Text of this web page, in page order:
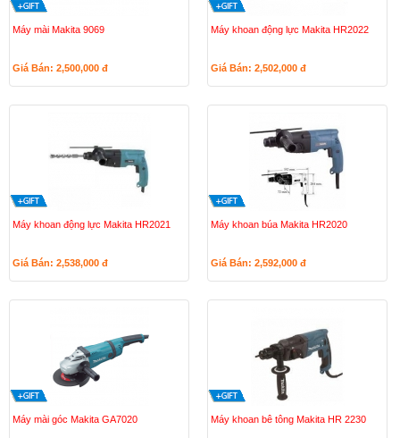
Máy mài Makita 9069
Giá Bán: 2,500,000 đ
Máy khoan động lực Makita HR2022
Giá Bán: 2,502,000 đ
Máy khoan động lực Makita HR2021
Giá Bán: 2,538,000 đ
Máy khoan búa Makita HR2020
Giá Bán: 2,592,000 đ
Máy mài góc Makita GA7020 Máy khoan bê tông Makita HR 2230